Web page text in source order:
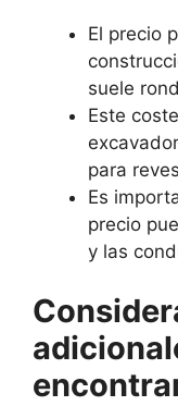
El precio
suele
Este
para
Es
precio
y las